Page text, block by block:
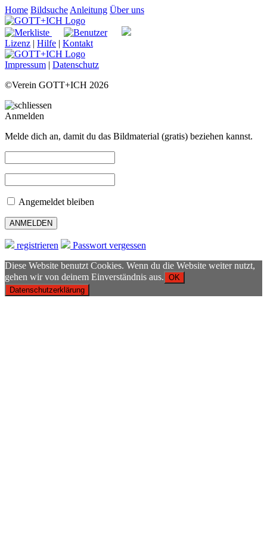
Home Bildsuche Anleitung Über uns
Lizenz | Hilfe | Kontakt
Impressum | Datenschutz
©Verein GOTT+ICH 2026
Anmelden
Melde dich an, damit du das Bildmaterial (gratis) beziehen kannst.
Angemeldet bleiben
registrieren
Passwort vergessen
Diese Website benutzt Cookies. Wenn du die Website weiter nutzt,
gehen wir von deinem Einverständnis aus. OK
Datenschutzerklärung